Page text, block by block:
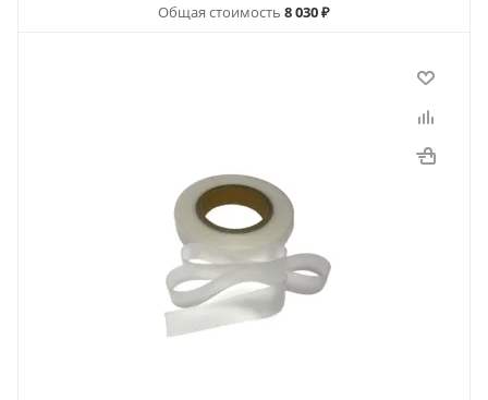
Общая стоимость 8 030 ₽